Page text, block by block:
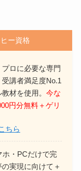
ー資格
プロに必要な専門
受講者満足度No.1
教材を使用。今な
円分無料＋ゲリ
ちら
ホ・PCだけで完
実現に向けて＋